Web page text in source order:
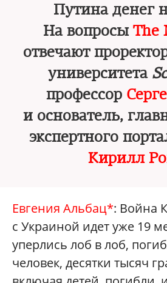
Путина денег
На вопросы The
отвечают
университета
профессор
и основатель,
экспертного
Кирилл
Евгения Альбац*: Война
с Украиной идет уже 19
уперлись лоб в лоб,
человек, десятки тысяч